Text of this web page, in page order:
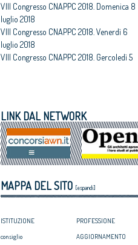
VIII Congresso CNAPPC 2018. Domenica 8
luglio 2018
VIII Congresso CNAPPC 2018. Venerdì 6
luglio 2018
VIII Congresso CNAPPC 2018. Gercoledì 5
luglio 2018
VIII Congresso CNAPPC 2018. Domenica 1
luglio 2018
LINK DAL NETWORK
MAPPA DEL SITO [espandi]
ISTITUZIONE
consiglio
PROFESSIONE
AGGIORNAMENTO